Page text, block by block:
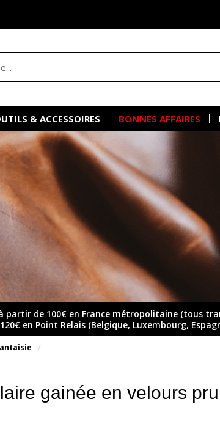
& ACCESSOIRES BONNES AFFAIRES
partir de 100€ en France métropolitaine (tous
en Point Relais (Belgique, Luxembourg,
gainée en velours